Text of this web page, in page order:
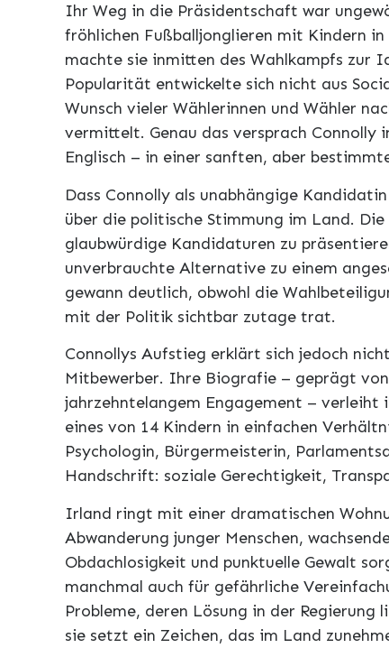
Ihr Weg in die Präsidentschaft war
fröhlichen Fußballjonglieren mit Kindern
machte sie inmitten des Wahlkampfs zur
Popularität entwickelte sich nicht aus
Wunsch vieler Wählerinnen und Wähler
vermittelt. Genau das versprach
Englisch – in einer sanften, aber
Dass Connolly als unabhängige
über die politische Stimmung im Land.
glaubwürdige Kandidaturen zu
unverbrauchte Alternative zu einem
gewann deutlich, obwohl die
mit der Politik sichtbar zutage trat.
Connollys Aufstieg erklärt sich jedoch
Mitbewerber. Ihre Biografie – geprägt
jahrzehntelangem Engagement – verleiht
eines von 14 Kindern in einfachen
Psychologin, Bürgermeisterin,
Handschrift: soziale Gerechtigkeit,
Irland ringt mit einer dramatischen
Abwanderung junger Menschen,
Obdachlosigkeit und punktuelle Gewalt
manchmal auch für gefährliche
Probleme, deren Lösung in der
sie setzt ein Zeichen, das im Land